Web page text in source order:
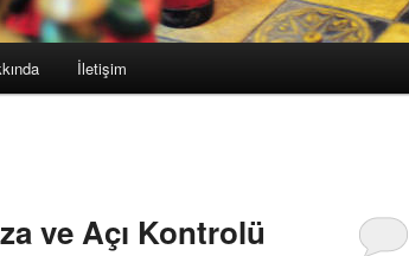
İletişim
ve Açı Kontrolü